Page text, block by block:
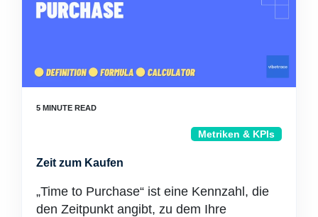
Metriken & KPIs
Zeit zum Kaufen
„Time to Purchase“ ist eine Kennzahl, die
den Zeitpunkt angibt, zu dem Ihre